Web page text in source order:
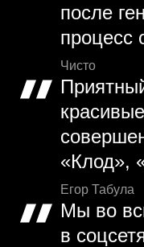
после
процесс
Чисто
«Клод»,
Егор Табула
Мы во
в